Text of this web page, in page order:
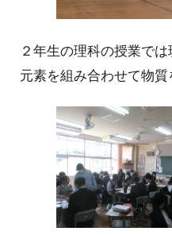
２年生の理科の授業では
元素を組み合わせて物質